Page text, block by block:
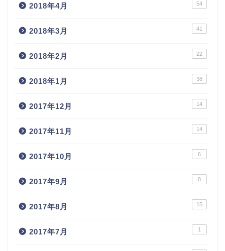
2018年4月 54
2018年3月 41
2018年2月 22
2018年1月 38
2017年12月 14
2017年11月 14
2017年10月 6
2017年9月 8
2017年8月 15
2017年7月 1